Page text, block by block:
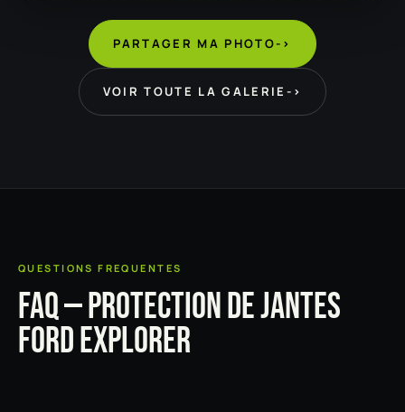
PARTAGER MA PHOTO->
VOIR TOUTE LA GALERIE ->
QUESTIONS FREQUENTES
FAQ — PROTECTION DE JANTES
FORD EXPLORER